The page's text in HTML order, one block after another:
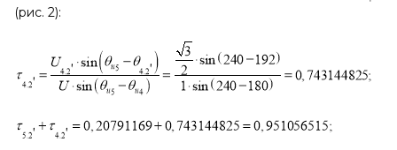
(рис. 2):